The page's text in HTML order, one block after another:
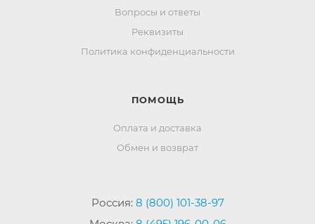
Вопросы и ответы
Реквизиты
Политика конфиденциальности
ПОМОЩЬ
Оплата и доставка
Обмен и возврат
Россия: 8 (800) 101-38-97